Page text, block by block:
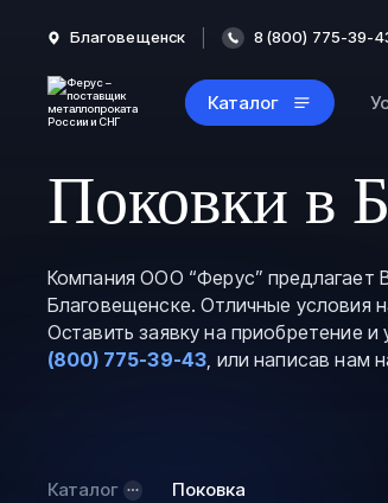
Благовещенск 8 (800) 775-39-
Каталог
Поковки в
Компания ООО “Ферус” предлагает
Благовещенске. Отличные условия
Оставить заявку на приобретение
(800) 775-39-43, или написав нам
Каталог Поковка